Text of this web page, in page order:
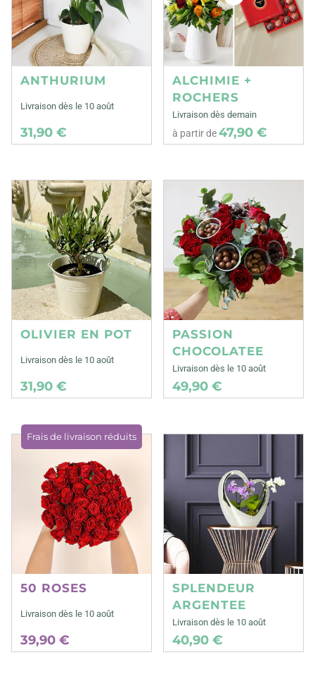
ANTHURIUM
Livraison dès le 10 août
31,90 €
ALCHIMIE +
ROCHERS
Livraison dès demain
à partir de47,90 €
OLIVIER EN POT
Livraison dès le 10 août
31,90 €
PASSION
CHOCOLATEE
Livraison dès le 10 août
49,90 €
Frais de livraison réduits
50 ROSES
Livraison dès le 10 août
39,90 €
SPLENDEUR
ARGENTEE
Livraison dès le 10 août
40,90 €